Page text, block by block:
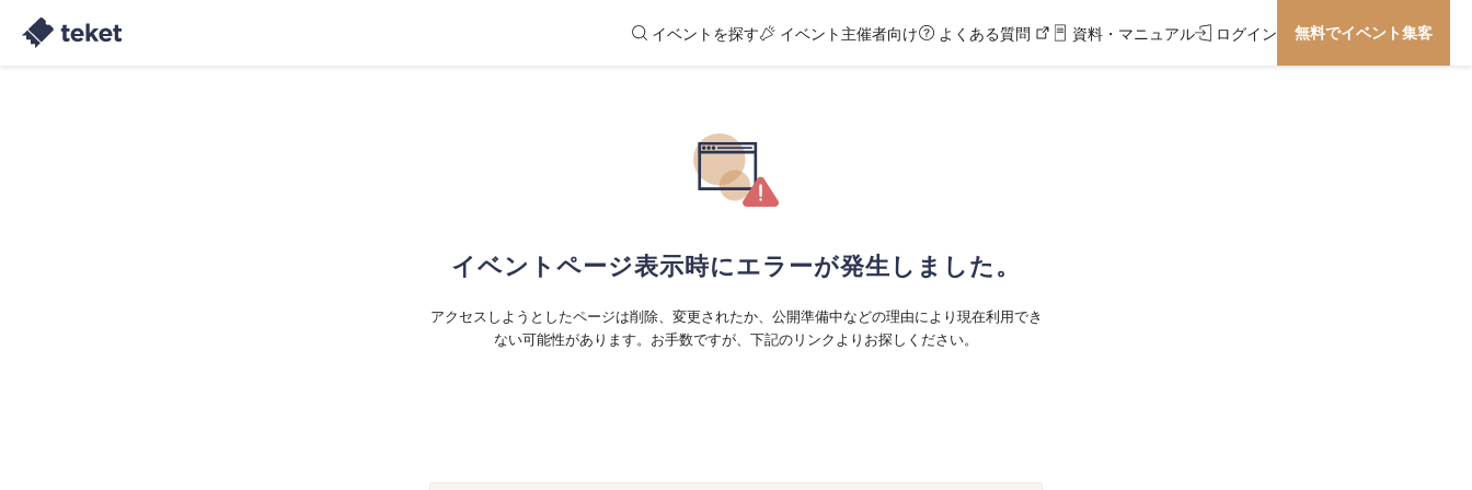
イベントを探す イベント主催者向け よくある質問 資料・マニュアル ログイン 無料でイベント集客
イベントページ表示時にエラーが発生しました。
アクセスしようとしたページは削除、変更されたか、公開準備中などの理由により現在利用でき
ない可能性があります。お手数ですが、下記のリンクよりお探しください。